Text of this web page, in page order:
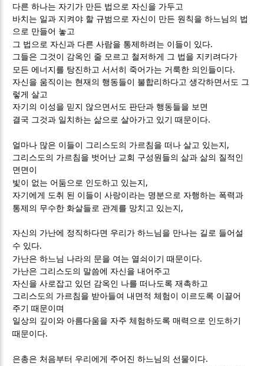
다른 하나는 자기가 만든 법으로 자신을 가두고
바치는 일과 지켜야 할 규범으로 자신이 만든 원칙을 하느님의 법
으로 만들어 놓고
그 법으로 자신과 다른 사람을 통제하려는 이들이 있다.
그들은 그것이 감옥인 줄 모르고 철저하게 그 법을 지키려다가
모든 에너지를 탕진하고 서서히 죽어가는 거룩한 의인들이다.
자신을 움직이는 현재의 행동들이 불합리하다고 생각하면서도 그
렇게 살고
자기의 이성을 믿지 않으면서도 판단과 행동들을 보면
결국 그것과 일치하는 삶으로 살아가고 있기 때문이다.
얼마나 많은 이들이 그리스도의 가르침을 떠나 살고 있는지 ,
그리스도의 가르침을 벗어난 교회 구성원들의 삶과 삶의 질적인
면면이
빛이 없는 어둠으로 인도하고 있는지 ,
자기에게 도취 된 이들이 사랑이라는 명분으로 자행하는 폭력과
통제의 무수한 화살들로 관계를 망치고 있는지 ,
자신의 가난에 정직하다면 우리가 하느님을 만나는 길로 들어설
수 있다.
가난은 하느님 나라의 문을 여는 열쇠이기 때문이다.
가난은 그리스도의 말씀에 자신을 내어주고
자신을 사로잡고 있던 감옥인 나를 떠나도록 재촉하고
그리스도의 가르침을 받아들여 내면적 체험이 이르도록 이끌어
주기 때문이며
일상의 깊이와 아름다움을 자주 체험하도록 매력으로 인도하기
때문이다.
은총은 처음부터 우리에게 주어진 하느님의 선물이다.